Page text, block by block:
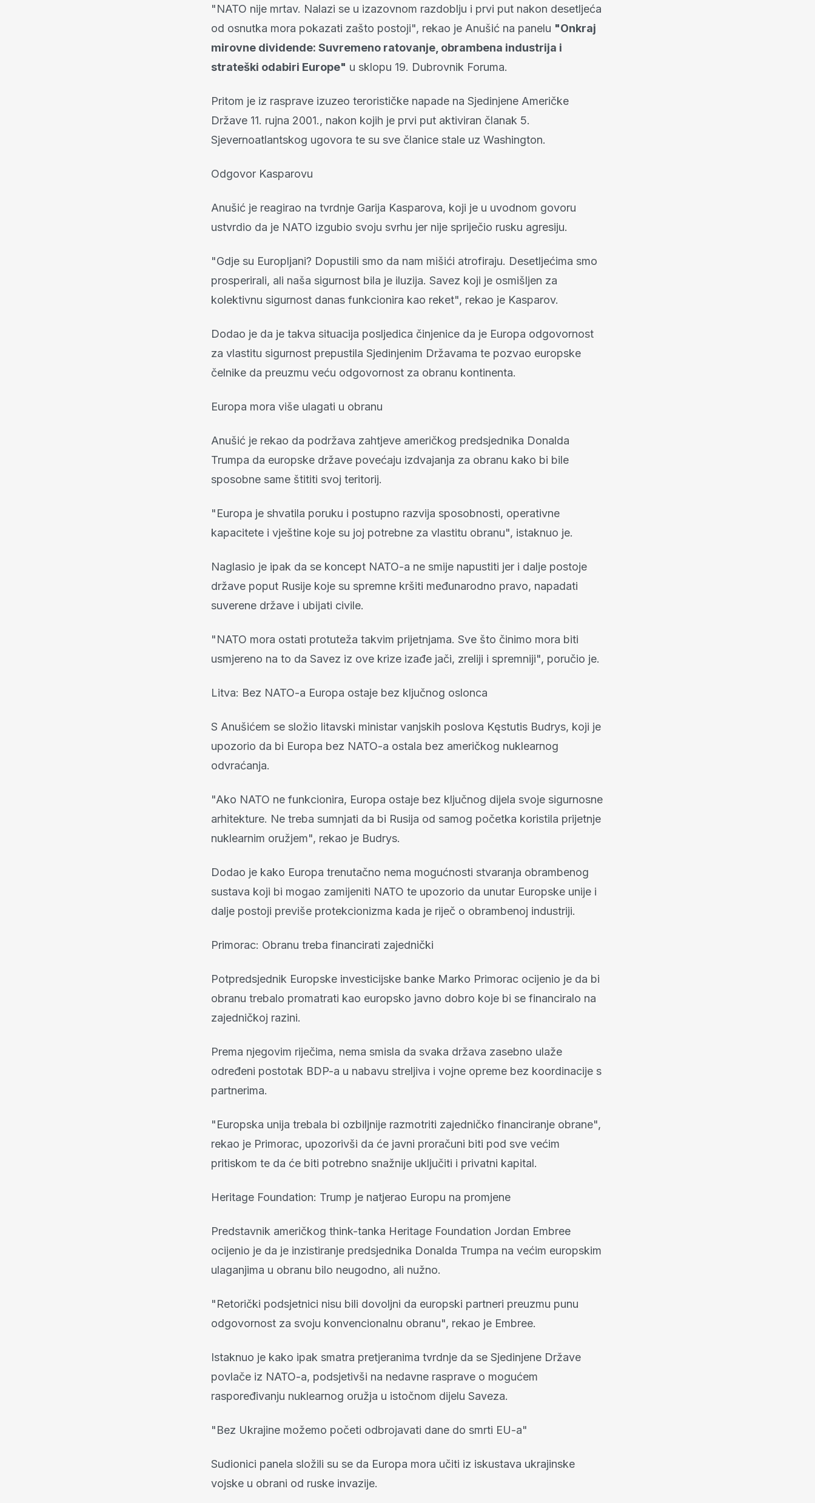
"NATO nije mrtav. Nalazi se u izazovnom razdoblju i prvi put nakon desetljeća
od osnutka mora pokazati zašto postoji", rekao je Anušić na panelu "Onkraj
mirovne dividende: Suvremeno ratovanje, obrambena industrija i
strateški odabiri Europe" u sklopu 19. Dubrovnik Foruma.
Pritom je iz rasprave izuzeo terorističke napade na Sjedinjene Američke
Države 11. rujna 2001., nakon kojih je prvi put aktiviran članak 5.
Sjevernoatlantskog ugovora te su sve članice stale uz Washington.
Odgovor Kasparovu
Anušić je reagirao na tvrdnje Garija Kasparova, koji je u uvodnom govoru
ustvrdio da je NATO izgubio svoju svrhu jer nije spriječio rusku agresiju.
"Gdje su Europljani? Dopustili smo da nam mišići atrofiraju. Desetljećima smo
prosperirali, ali naša sigurnost bila je iluzija. Savez koji je osmišljen za
kolektivnu sigurnost danas funkcionira kao reket", rekao je Kasparov.
Dodao je da je takva situacija posljedica činjenice da je Europa odgovornost
za vlastitu sigurnost prepustila Sjedinjenim Državama te pozvao europske
čelnike da preuzmu veću odgovornost za obranu kontinenta.
Europa mora više ulagati u obranu
Anušić je rekao da podržava zahtjeve američkog predsjednika Donalda
Trumpa da europske države povećaju izdvajanja za obranu kako bi bile
sposobne same štititi svoj teritorij.
"Europa je shvatila poruku i postupno razvija sposobnosti, operativne
kapacitete i vještine koje su joj potrebne za vlastitu obranu", istaknuo je.
Naglasio je ipak da se koncept NATO-a ne smije napustiti jer i dalje postoje
države poput Rusije koje su spremne kršiti međunarodno pravo, napadati
suverene države i ubijati civile.
"NATO mora ostati protuteža takvim prijetnjama. Sve što činimo mora biti
usmjereno na to da Savez iz ove krize izađe jači, zreliji i spremniji", poručio je.
Litva: Bez NATO-a Europa ostaje bez ključnog oslonca
S Anušićem se složio litavski ministar vanjskih poslova Kęstutis Budrys, koji je
upozorio da bi Europa bez NATO-a ostala bez američkog nuklearnog
odvraćanja.
"Ako NATO ne funkcionira, Europa ostaje bez ključnog dijela svoje sigurnosne
arhitekture. Ne treba sumnjati da bi Rusija od samog početka koristila prijetnje
nuklearnim oružjem", rekao je Budrys.
Dodao je kako Europa trenutačno nema mogućnosti stvaranja obrambenog
sustava koji bi mogao zamijeniti NATO te upozorio da unutar Europske unije i
dalje postoji previše protekcionizma kada je riječ o obrambenoj industriji.
Primorac: Obranu treba financirati zajednički
Potpredsjednik Europske investicijske banke Marko Primorac ocijenio je da bi
obranu trebalo promatrati kao europsko javno dobro koje bi se financiralo na
zajedničkoj razini.
Prema njegovim riječima, nema smisla da svaka država zasebno ulaže
određeni postotak BDP-a u nabavu streljiva i vojne opreme bez koordinacije s
partnerima.
"Europska unija trebala bi ozbiljnije razmotriti zajedničko financiranje obrane",
rekao je Primorac, upozorivši da će javni proračuni biti pod sve većim
pritiskom te da će biti potrebno snažnije uključiti i privatni kapital.
Heritage Foundation: Trump je natjerao Europu na promjene
Predstavnik američkog think-tanka Heritage Foundation Jordan Embree
ocijenio je da je inzistiranje predsjednika Donalda Trumpa na većim europskim
ulaganjima u obranu bilo neugodno, ali nužno.
"Retorički podsjetnici nisu bili dovoljni da europski partneri preuzmu punu
odgovornost za svoju konvencionalnu obranu", rekao je Embree.
Istaknuo je kako ipak smatra pretjeranima tvrdnje da se Sjedinjene Države
povlače iz NATO-a, podsjetivši na nedavne rasprave o mogućem
raspoređivanju nuklearnog oružja u istočnom dijelu Saveza.
"Bez Ukrajine možemo početi odbrojavati dane do smrti EU-a"
Sudionici panela složili su se da Europa mora učiti iz iskustava ukrajinske
vojske u obrani od ruske invazije.